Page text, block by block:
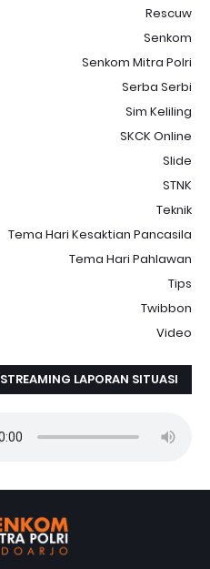
Rescuw
Senkom
Senkom Mitra Polri
Serba Serbi
Sim Keliling
SKCK Online
Slide
STNK
Teknik
Tema Hari Kesaktian Pancasila
Tema Hari Pahlawan
Tips
Twibbon
Video
STREAMING LAPORAN SITUASI